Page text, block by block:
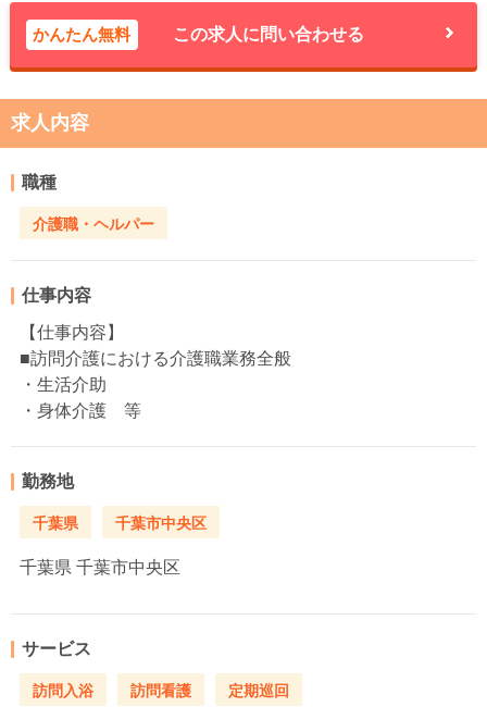
かんたん無料 この求人に問い合わせる
求人内容
職種
介護職・ヘルパー
仕事内容
【仕事内容】
■訪問介護における介護職業務全般
・生活介助
・身体介護 等
勤務地
千葉県 千葉市中央区
千葉県 千葉市中央区
サービス
訪問入浴 訪問看護 定期巡回